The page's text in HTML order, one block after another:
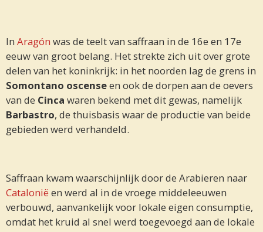
In Aragón was de teelt van saffraan in de 16e en 17e
eeuw van groot belang. Het strekte zich uit over grote
delen van het koninkrijk: in het noorden lag de grens in
Somontano oscenseen ook de dorpen aan de oevers
van de Cinca waren bekend met dit gewas, namelijk
Barbastro, de thuisbasis waar de productie van beide
gebieden werd verhandeld.
Saffraan kwam waarschijnlijk door de Arabieren naar
Catalonië en werd al in de vroege middeleeuwen
verbouwd, aanvankelijk voor lokale eigen consumptie,
omdat het kruid al snel werd toegevoegd aan de lokale